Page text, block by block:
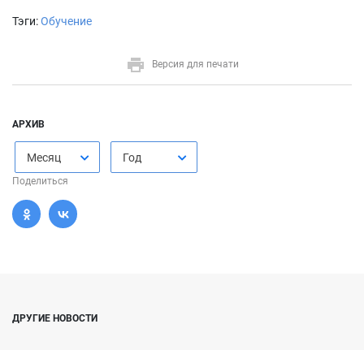
Тэги:Обучение
Версия для печати
АРХИВ
Месяц Год
Поделиться
ДРУГИЕ НОВОСТИ